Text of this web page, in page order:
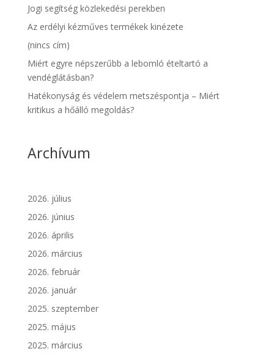
Jogi segítség közlekedési perekben
Az erdélyi kézműves termékek kinézete
(nincs cím)
Miért egyre népszerűbb a lebomló ételtartó a
vendéglátásban?
Hatékonyság és védelem metszéspontja – Miért
kritikus a hőálló megoldás?
Archívum
2026. július
2026. június
2026. április
2026. március
2026. február
2026. január
2025. szeptember
2025. május
2025. március